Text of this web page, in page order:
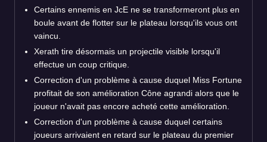
Certains ennemis en JcE ne se transformeront plus en
boule avant de flotter sur le plateau lorsqu'ils vous ont
vaincu.
Xerath tire désormais un projectile visible lorsqu'il
effectue un coup critique.
Correction d'un problème à cause duquel Miss Fortune
profitait de son amélioration Cône agrandi alors que le
joueur n'avait pas encore acheté cette amélioration.
Correction d'un problème à cause duquel certains
joueurs arrivaient en retard sur le plateau du premier